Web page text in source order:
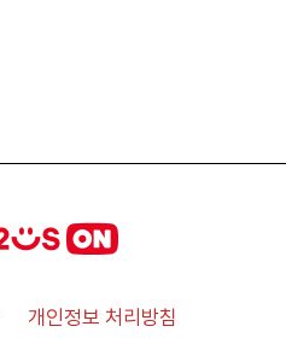
개인정보 처리방침